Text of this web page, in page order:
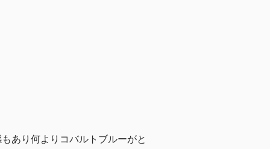
あり何よりコバルトブルーがと